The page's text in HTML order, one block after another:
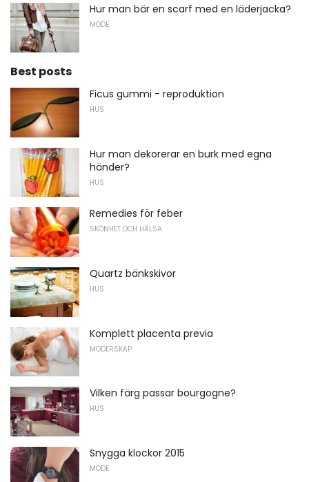
Hur man bär en scarf med en läderjacka?
MODE
Best posts
Ficus gummi - reproduktion
HUS
Hur man dekorerar en burk med egna
händer?
HUS
Remedies för feber
SKÖNHET OCH HÄLSA
Quartz bänkskivor
HUS
Komplett placenta previa
MODERSKAP
Vilken färg passar bourgogne?
HUS
Snygga klockor 2015
MODE